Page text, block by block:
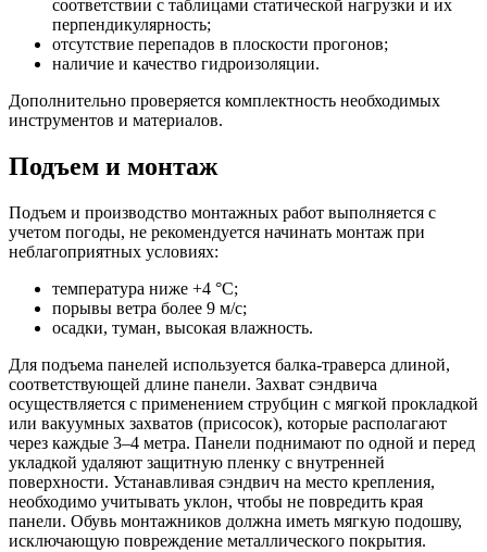
соответствии с таблицами статической нагрузки и их
перпендикулярность;
отсутствие перепадов в плоскости прогонов;
наличие и качество гидроизоляции.
Дополнительно проверяется комплектность необходимых
инструментов и материалов.
Подъем и монтаж
Подъем и производство монтажных работ выполняется с
учетом погоды, не рекомендуется начинать монтаж при
неблагоприятных условиях:
температура ниже +4 °C;
порывы ветра более 9 м/с;
осадки, туман, высокая влажность.
Для подъема панелей используется балка-траверса длиной,
соответствующей длине панели. Захват сэндвича
осуществляется с применением струбцин с мягкой прокладкой
или вакуумных захватов (присосок), которые располагают
через каждые 3–4 метра. Панели поднимают по одной и перед
укладкой удаляют защитную пленку с внутренней
поверхности. Устанавливая сэндвич на место крепления,
необходимо учитывать уклон, чтобы не повредить края
панели. Обувь монтажников должна иметь мягкую подошву,
исключающую повреждение металлического покрытия.